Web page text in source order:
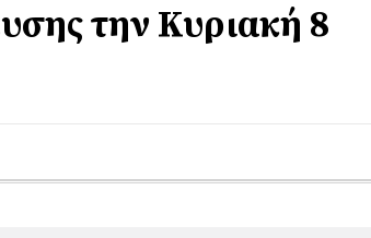
την Κυριακή 8